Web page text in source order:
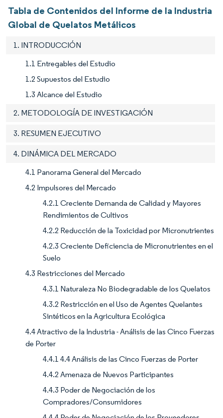
Tabla de Contenidos del Informe de la Industria
Global de Quelatos Metálicos
1. INTRODUCCIÓN
1.1 Entregables del Estudio
1.2 Supuestos del Estudio
1.3 Alcance del Estudio
2. METODOLOGÍA DE INVESTIGACIÓN
3. RESUMEN EJECUTIVO
4. DINÁMICA DEL MERCADO
4.1 Panorama General del Mercado
4.2 Impulsores del Mercado
4.2.1 Creciente Demanda de Calidad y Mayores
Rendimientos de Cultivos
4.2.2 Reducción de la Toxicidad por Micronutrientes
4.2.3 Creciente Deficiencia de Micronutrientes en el
Suelo
4.3 Restricciones del Mercado
4.3.1 Naturaleza No Biodegradable de los Quelatos
4.3.2 Restricción en el Uso de Agentes Quelantes
Sintéticos en la Agricultura Ecológica
4.4 Atractivo de la Industria - Análisis de las Cinco Fuerzas
de Porter
4.4.1 4.4 Análisis de las Cinco Fuerzas de Porter
4.4.2 Amenaza de Nuevos Participantes
4.4.3 Poder de Negociación de los
Compradores/Consumidores